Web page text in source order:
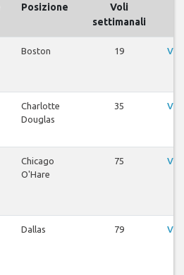
Posizione
Voli
settimanali
Boston 19
Charlotte
Douglas
35
Chicago
O'Hare
75
Dallas 79